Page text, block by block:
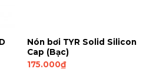
Nón bơi TYR Solid Silicon
Cap (Bạc)
175.000₫